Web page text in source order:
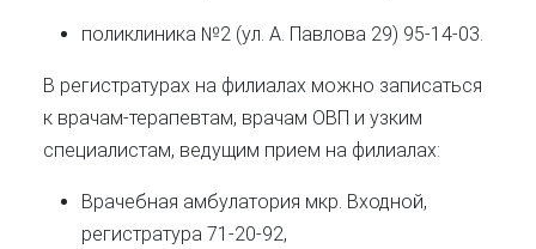
поликлиника №2 (ул. А. Павлова 29) 95-14-03.
В регистратурах на филиалах можно записаться
к врачам-терапевтам, врачам ОВП и узким
специалистам, ведущим прием на филиалах:
Врачебная амбулатория мкр. Входной,
регистратура 71-20-92,